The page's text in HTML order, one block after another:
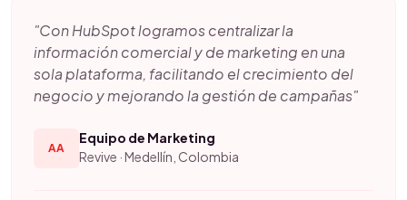
"Con HubSpot logramos centralizar la
información comercial y de marketing en una
sola plataforma, facilitando el crecimiento del
negocio y mejorando la gestión de campañas"
AA
Equipo de Marketing
Revive · Medellín, Colombia